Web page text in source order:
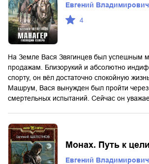
Евгений
4
На Земле Вася Звягинцев был успешным
продажам. Близорукий и абсолютно
спорту, он вёл достаточно спокойную
Машрум, Вася вынужден был пройти
смертельных испытаний. Сейчас он
Монах. Путь к цели
Евгений